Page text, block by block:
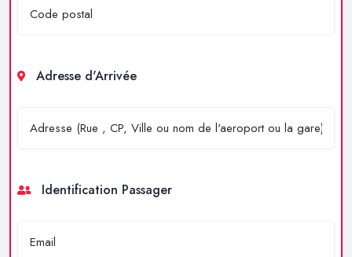
Adresse d'Arrivée
Identification Passager